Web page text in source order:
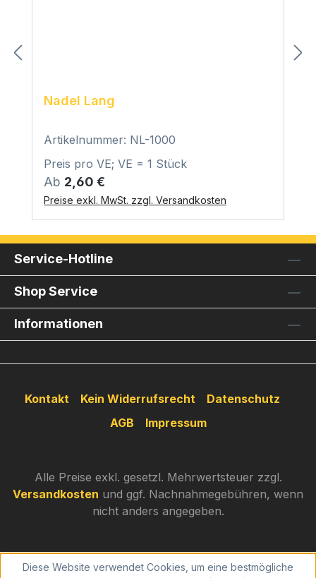
Nadel Lang
Artikelnummer: NL-1000
Preis pro VE; VE = 1 Stück
Regulärer Preis:
Ab 2,60 €
Preise exkl. MwSt. zzgl. Versandkosten
Service-Hotline
Shop Service
Informationen
Kontakt Kein Widerrufsrecht
Datenschutz
AGB
Impressum
Alle Preise exkl. gesetzl. Mehrwertsteuer zzgl.
Versandkosten und ggf. Nachnahmegebühren, wenn
nicht anders angegeben.
Diese Website verwendet Cookies, um eine bestmögliche